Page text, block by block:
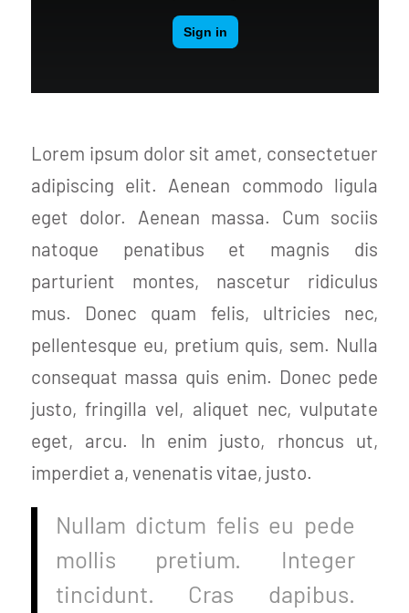
Lorem ipsum dolor sit amet, consectetuer
adipiscing elit. Aenean commodo ligula
eget dolor. Aenean massa. Cum sociis
natoque penatibus et magnis dis
parturient montes, nascetur ridiculus
mus. Donec quam felis, ultricies nec,
pellentesque eu, pretium quis, sem. Nulla
consequat massa quis enim. Donec pede
justo, fringilla vel, aliquet nec, vulputate
eget, arcu. In enim justo, rhoncus ut,
imperdiet a, venenatis vitae, justo.
Nullam dictum felis eu pede
mollis pretium. Integer
tincidunt. Cras dapibus.